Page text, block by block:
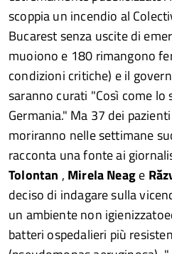
scoppia un incendio al
Bucarest senza uscite di
muoiono e 180 rimangono
condizioni critiche) e il
saranno curati "Così come lo
Germania." Ma 37 dei
moriranno nelle settimane
racconta una fonte ai
Tolontan , Mirela Neage
deciso di indagare sulla
un ambiente non
batteri ospedalieri più